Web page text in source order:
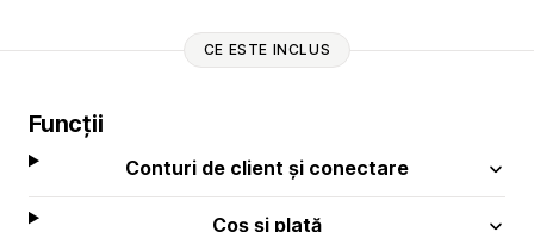
CE ESTE INCLUS
Funcții
Conturi de client și conectare
Coș și plată